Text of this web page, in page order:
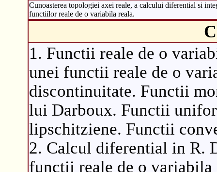
Cunoasterea topologiei axei reale, a calcului diferential si
functiilor reale de o variabila reala.
1. Functii reale de o
unei functii reale de o
discontinuitate. Functii
lui Darboux. Functii
lipschitziene. Functii
2. Calcul diferential in R.
functii reale de o